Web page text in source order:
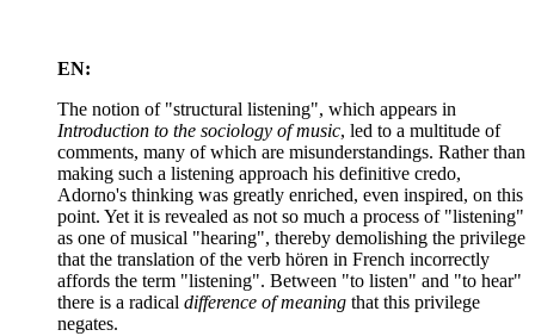
EN:
The notion of "structural listening", which appears in
Introduction to the sociology of music, led to a multitude of
comments, many of which are misunderstandings. Rather than
making such a listening approach his definitive credo,
Adorno's thinking was greatly enriched, even inspired, on this
point. Yet it is revealed as not so much a process of "listening"
as one of musical "hearing", thereby demolishing the privilege
that the translation of the verb hören in French incorrectly
affords the term "listening". Between "to listen" and "to hear"
there is a radical difference of meaning that this privilege
negates.